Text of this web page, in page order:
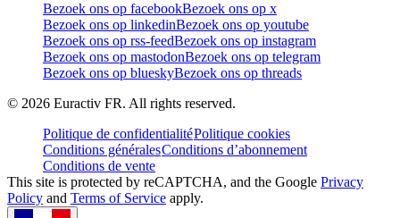
Bezoek ons op facebookBezoek ons op x
Bezoek ons op linkedinBezoek ons op youtube
Bezoek ons op rss-feedBezoek ons op instagram
Bezoek ons op mastodonBezoek ons op telegram
Bezoek ons op blueskyBezoek ons op threads
© 2026 Euractiv FR. All rights reserved.
Politique de confidentialitéPolitique cookies
Conditions généralesConditions d’abonnement
Conditions de vente
This site is protected by reCAPTCHA, and the Google Privacy
Policy and Terms of Service apply.